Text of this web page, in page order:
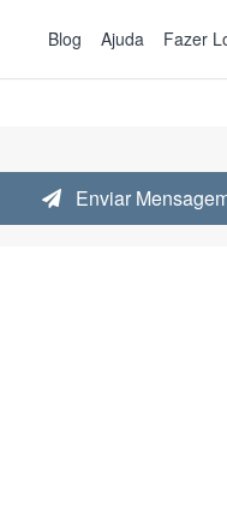
Blog Ajuda Fazer
Enviar